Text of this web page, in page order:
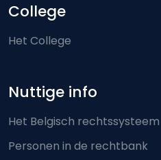
College
Het College
Nuttige info
Het Belgisch rechtssysteem
Personen in de rechtbank